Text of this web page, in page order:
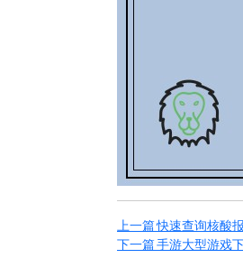
上一篇快速查询核酸
下一篇手游大型游戏